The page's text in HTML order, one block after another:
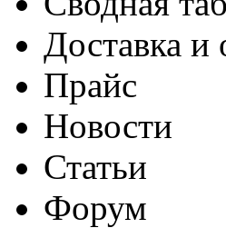
Доставка и
Прайс
Новости
Статьи
Форум